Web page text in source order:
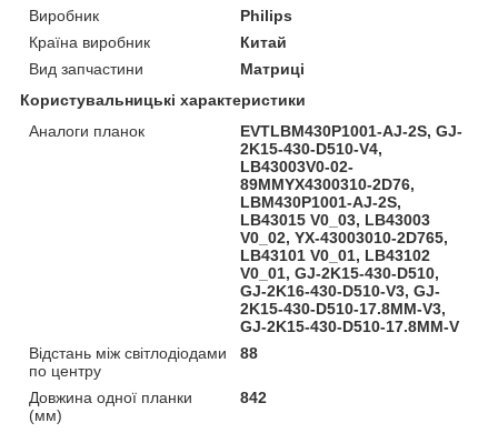
Виробник
Philips
Країна виробник
Китай
Вид запчастини
Матриці
Користувальницькі характеристики
Аналоги планок
EVTLBM430P1001-AJ-2S, GJ-
2K15-430-D510-V4,
LB43003V0-02-
89MMYX4300310-2D76,
LBM430P1001-AJ-2S,
LB43015 V0_03, LB43003
V0_02, YX-43003010-2D765,
LB43101 V0_01, LB43102
V0_01, GJ-2K15-430-D510,
GJ-2K16-430-D510-V3, GJ-
2K15-430-D510-17.8MM-V3,
GJ-2K15-430-D510-17.8MM-V
Відстань між світлодіодами
по центру
88
Довжина одної планки
(мм)
842